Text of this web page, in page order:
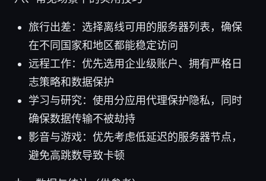
旅行出差：选择离线可用的服务器列表，确保
在不同国家和地区都能稳定访问
远程工作：优先选用企业级账户、拥有严格日
志策略和数据保护
学习与研究：使用分应用代理保护隐私，同时
确保数据传输不被劫持
影音与游戏：优先考虑低延迟的服务器节点，
避免高跳数导致卡顿